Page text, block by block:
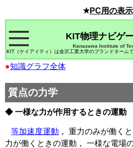
★PC用の表示
Kanazawa Institute of
KIT物理ナビゲ
KIT（ケイアイティ）は金沢工業大学のブランドネームで
●知識グラフ全体
質点の力学
◆ 一様な力が作用するときの運動
等加速度運動 ， 重力のみが働く
力が働くときの運動， 一様な電場